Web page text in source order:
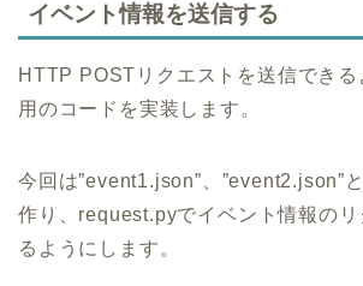
イベント情報を送信する
HTTP POSTリクエストを送信できる
用のコードを実装します。
今回は”event1.json”、”event2.json”
作り、request.pyでイベント情報のリ
るようにします。